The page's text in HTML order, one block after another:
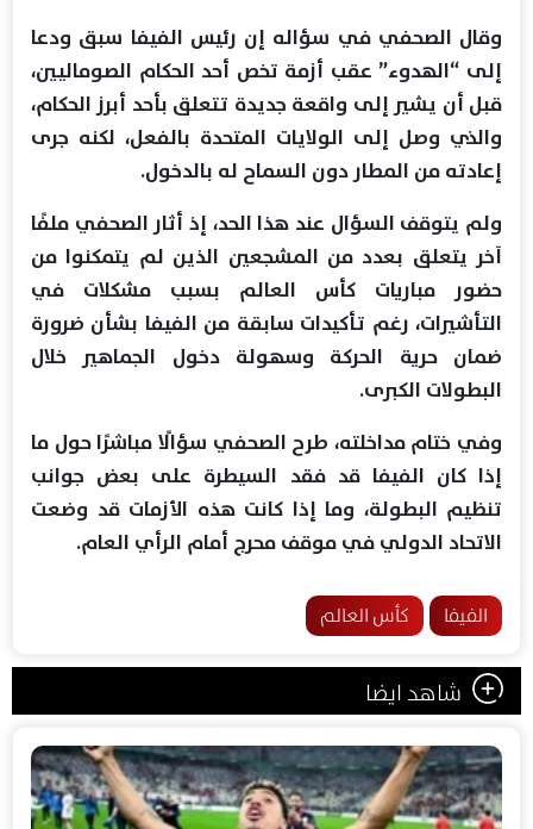
وقال الصحفي في سؤاله إن رئيس الفيفا سبق ودعا
إلى “الهدوء” عقب أزمة تخص أحد الحكام الصوماليين،
قبل أن يشير إلى واقعة جديدة تتعلق بأحد أبرز الحكام،
والذي وصل إلى الولايات المتحدة بالفعل، لكنه جرى
إعادته من المطار دون السماح له بالدخول.
ولم يتوقف السؤال عند هذا الحد، إذ أثار الصحفي ملفًا
آخر يتعلق بعدد من المشجعين الذين لم يتمكنوا من
حضور مباريات كأس العالم بسبب مشكلات في
التأشيرات، رغم تأكيدات سابقة من الفيفا بشأن ضرورة
ضمان حرية الحركة وسهولة دخول الجماهير خلال
البطولات الكبرى.
وفي ختام مداخلته، طرح الصحفي سؤالًا مباشرًا حول ما
إذا كان الفيفا قد فقد السيطرة على بعض جوانب
تنظيم البطولة، وما إذا كانت هذه الأزمات قد وضعت
الاتحاد الدولي في موقف محرج أمام الرأي العام.
الفيفا كأس العالم
شاهد ايضا